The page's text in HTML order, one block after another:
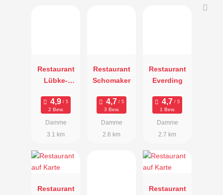
Restaurant
Lübke-
2 Bew.
Damme
3.1 km
Restaurant
Schomaker
3 Bew.
Damme
2.6 km
Restaurant
Everding
1 Bew.
Damme
2.7 km
Restaurant
Restaurant